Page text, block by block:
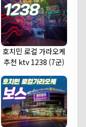
호치민 로컬 가라오케
추천 ktv 1238 (7군)